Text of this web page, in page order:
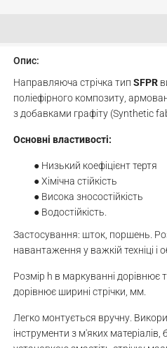
Опис:
Направляюча стрічка тип SFPR
поліефірного композиту,
з добавками графіту (Synthetic
Основні властивості:
Низький коефіцієнт тертя
Хімічна стійкість
Висока зносостійкість
Водостійкість.
Застосування: шток, поршень.
навантаження у важкій техніці і
Розмір h в маркуванні дорівнює
дорівнює ширині стрічки, мм.
Легко монтується вручну.
інструменти з м'яких матеріалів,